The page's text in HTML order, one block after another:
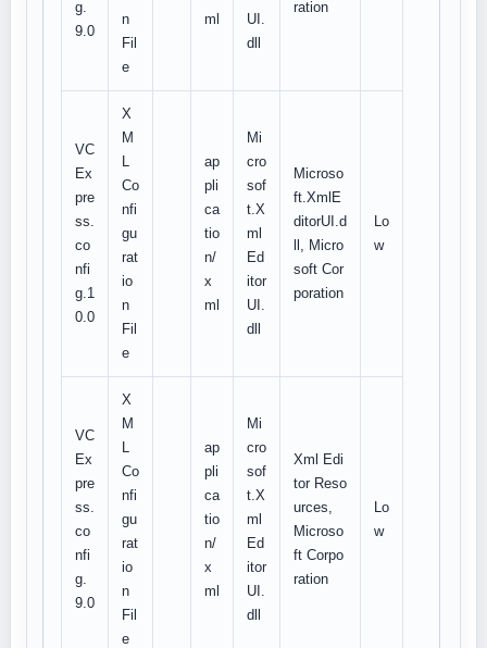
g.
9.0
n
Fil
e
ml
UI.
dll
ration
VC
Ex
pre
ss.
co
nfi
g.1
0.0
X
M
L
Co
nfi
gu
rat
io
n
Fil
e
ap
pli
ca
tio
n/
x
ml
Mi
cro
sof
t.X
ml
Ed
itor
UI.
dll
Microso
ft.XmlE
ditorUI.d
ll, Micro
soft Cor
poration
Lo
w
VC
Ex
pre
ss.
co
nfi
g.
9.0
X
M
L
Co
nfi
gu
rat
io
n
Fil
e
ap
pli
ca
tio
n/
x
ml
Mi
cro
sof
t.X
ml
Ed
itor
UI.
dll
Xml Edi
tor Reso
urces,
Microso
ft Corpo
ration
Lo
w